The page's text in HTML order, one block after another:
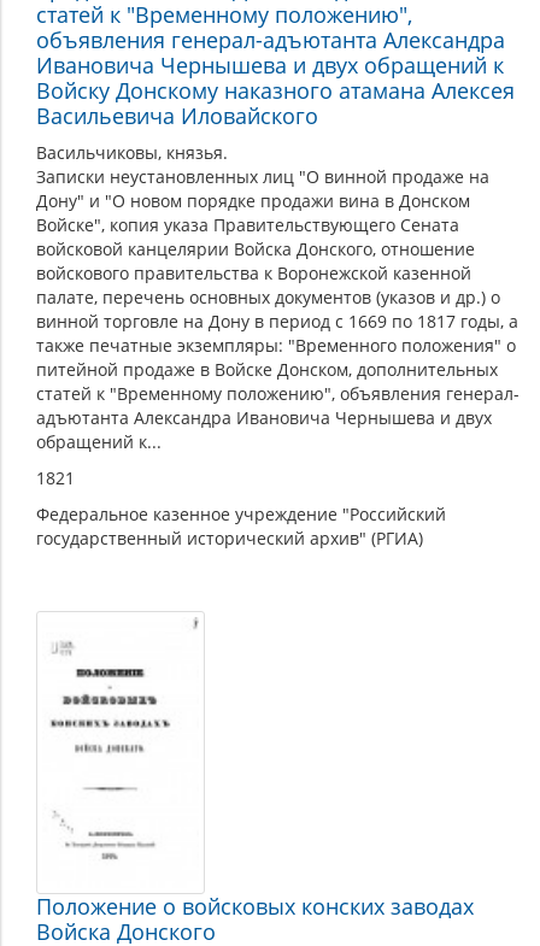
статей к "Временному положению",
объявления генерал-адъютанта Александра
Ивановича Чернышева и двух обращений к
Войску Донскому наказного атамана Алексея
Васильевича Иловайского
Васильчиковы, князья.
Записки неустановленных лиц "О винной продаже на
Дону" и "О новом порядке продажи вина в Донском
Войске", копия указа Правительствующего Сената
войсковой канцелярии Войска Донского, отношение
войскового правительства к Воронежской казенной
палате, перечень основных документов (указов и др.) о
винной торговле на Дону в период с 1669 по 1817 годы, а
также печатные экземпляры: "Временного положения" о
питейной продаже в Войске Донском, дополнительных
статей к "Временному положению", объявления генерал-
адъютанта Александра Ивановича Чернышева и двух
обращений к...
1821
Федеральное казенное учреждение "Российский
государственный исторический архив" (РГИА)
Положение о войсковых конских заводах
Войска Донского